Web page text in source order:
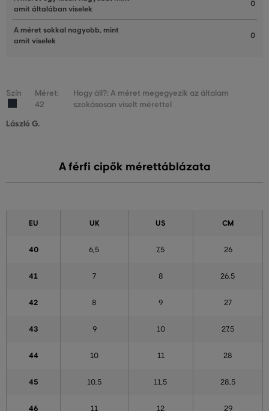
amit általában viselek
0
A méret sokkal nagyobb, mint
amit viselek
0
Szín
Méret:
42
Hogy áll?: A méret megegyezik az általam
szokásosan viselt mérettel
László G.
A férfi cipők mérettáblázata
EU UK US CM
40 6,5 7,5 26
41 7 8 26,5
42 8 9 27
43 9 10 27,5
44 10 11 28
45 10,5 11,5 28,5
46 11 12 29